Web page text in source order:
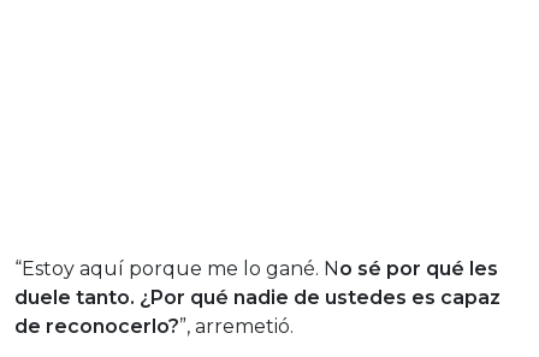
“Estoy aquí porque me lo gané. N o sé por qué les
duele tanto. ¿Por qué nadie de ustedes es capaz
de reconocerlo?”, arremetió.